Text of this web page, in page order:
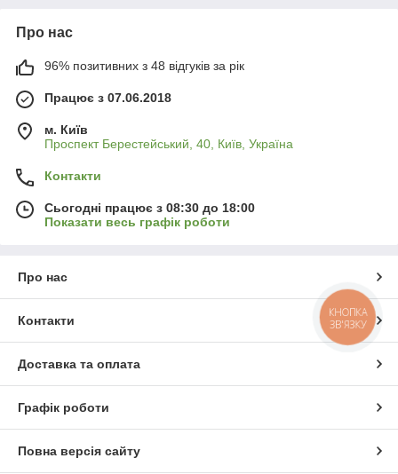
Про нас
96% позитивних з 48 відгуків за рік
Працює з 07.06.2018
м. Київ
Проспект Берестейський, 40, Київ, Україна
Контакти
Сьогодні працює з 08:30 до 18:00
Показати весь графік роботи
Про нас
Контакти
Доставка та оплата
Графік роботи
Повна версія сайту
КНОПКА
ЗВ'ЯЗКУ